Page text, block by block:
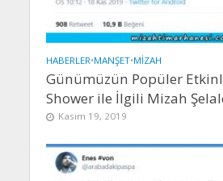
HABERLER•MANŞET•MIZAH
Günümüzün Popüler
Shower ile İlgili Mizah
Kasım 19, 2019